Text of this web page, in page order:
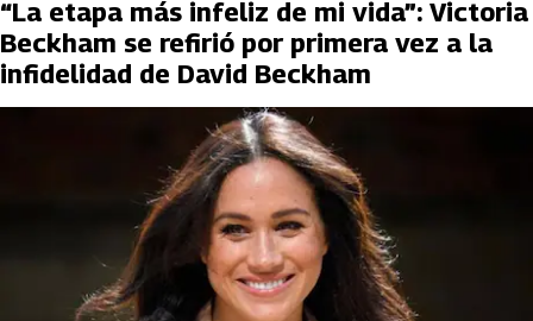
“La etapa más infeliz de mi vida”: Victoria
Beckham se refirió por primera vez a la
infidelidad de David Beckham